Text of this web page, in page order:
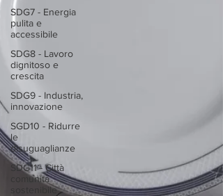
SDG7 - Energia
pulita e
accessibile
SDG8 - Lavoro
dignitoso e
crescita
SDG9 - Industria,
innovazione
SGD10 - Ridurre
le
disuguaglianze
SDG11 - Città
comunità
sostenibile